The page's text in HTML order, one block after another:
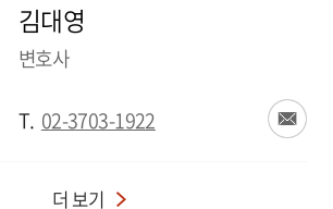
김대영
변호사
T. 02-3703-1922
더 보기